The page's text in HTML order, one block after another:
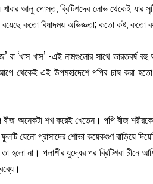
খাবার আলু পোস্ত, ব্রিটিশদের লোভ থেকেই
রয়েছে কতো বিষাদময় অভিজ্ঞতা; কতো কষ্ট,
বা ‘খাস খাস’ -এই নামগুলোর সাথে ভারতবর্ষ
থেকেই এই উপমহাদেশে পপির চাষ করা
বীজ অনেকটা শখ করেই খেতেন। পপি বীজ
যেনো প্রাসাদের শোভা কয়েকগুণ বাড়িয়ে
হলো না। পলাশীর যুদ্ধের পর ব্রিটিশরা